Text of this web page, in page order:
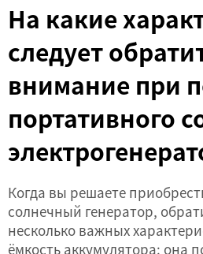
На какие
следует
внимание при
портативного
Когда вы решаете
солнечный генератор,
несколько важных
ёмкость аккумулятора: она